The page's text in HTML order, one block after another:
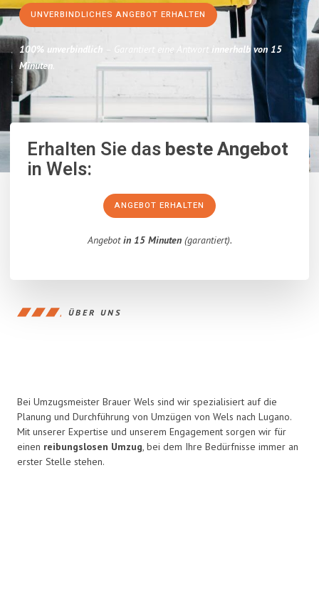
UNVERBINDLICHES ANGEBOT ERHALTEN
100% unverbindlich – Garantiert eine Antwort innerhalb von 15
Minuten.
Erhalten Sie dasbeste Angebot
in Wels:
ANGEBOT ERHALTEN
Angebotin 15 Minuten(garantiert).
ÜBER UNS
Bei Umzugsmeister Brauer Wels sind wir spezialisiert auf die
Planung und Durchführung von Umzügen von Wels nach Lugano.
Mit unserer Expertise und unserem Engagement sorgen wir für
einen reibungslosen Umzug, bei dem Ihre Bedürfnisse immer an
erster Stelle stehen.